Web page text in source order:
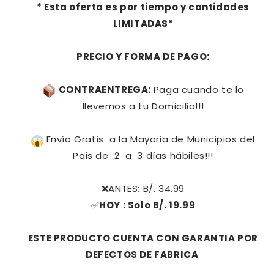
* Esta oferta es por tiempo y cantidades
LIMITADAS*
PRECIO Y FORMA DE PAGO:
CONTRAENTREGA: Paga cuando te lo
llevemos a tu Domicilio!!!
Envío Gratis a la Mayoria de Municipios del
Pais de 2 a 3 días hábiles!!!
❌ANTES:B/. 34.99
✅HOY : Solo B/. 19.99
ESTE PRODUCTO CUENTA CON GARANTIA POR
DEFECTOS DE FABRICA